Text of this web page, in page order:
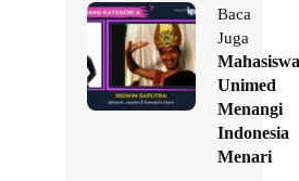
Baca
Juga
Mahasiswa
Unimed
Menangi
Indonesia
Menari